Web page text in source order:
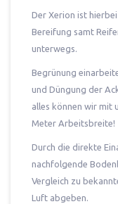
Der Xerion ist
Bereifung samt
unterwegs.
Begrünung
und Düngung der
alles können wir mit
Meter Arbeitsbreite!
Durch die direkte
nachfolgende
Vergleich zu
Luft abgeben.